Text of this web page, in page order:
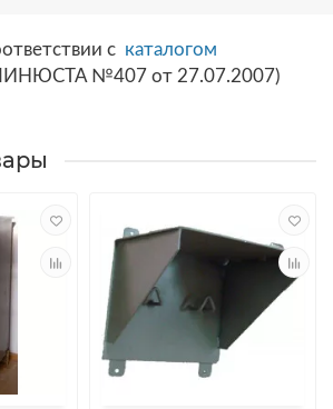
с каталогом
№407 от 27.07.2007)